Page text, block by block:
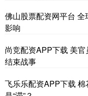
佛山股票配资网平台
影响
尚竞配资APP下载 美
结束战事
飞乐乐配资APP下载 棉